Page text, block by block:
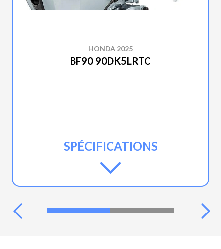
HONDA 2025
BF90 90DK5LRTC
SPÉCIFICATIONS